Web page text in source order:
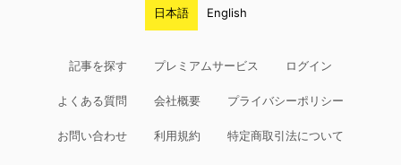
日本語 English
記事を探す プレミアムサービス ログイン
よくある質問 会社概要 プライバシーポリシー
お問い合わせ 利用規約 特定商取引法について